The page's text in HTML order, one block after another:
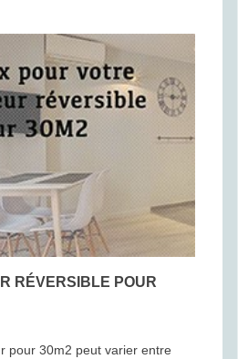
RÉVERSIBLE POUR
pour 30m2 peut varier entre